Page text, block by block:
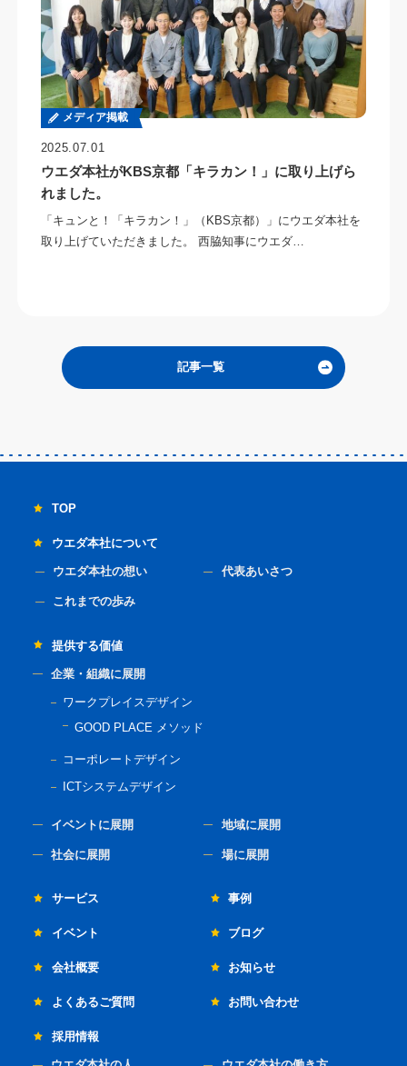
メディア掲載
2025.07.01
ウエダ本社がKBS京都「キラカン！」に取り上げら
れました。
「キュンと！「キラカン！」（KBS京都）」にウエダ本社を
取り上げていただきました。 西脇知事にウエダ…
記事一覧
TOP
ウエダ本社について
ウエダ本社の想い 代表あいさつ
これまでの歩み
提供する価値
企業・組織に展開
ワークプレイスデザイン
GOOD PLACE メソッド
コーポレートデザイン
ICTシステムデザイン
イベントに展開 地域に展開
社会に展開 場に展開
サービス 事例
イベント ブログ
会社概要 お知らせ
よくあるご質問 お問い合わせ
採用情報